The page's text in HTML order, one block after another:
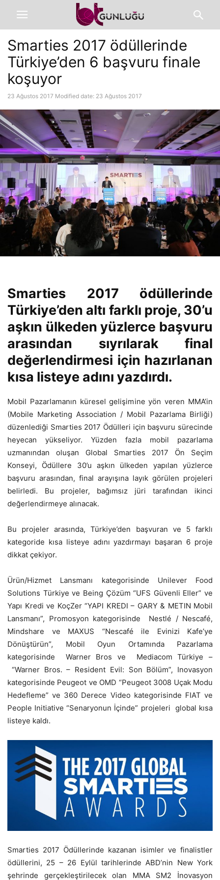
Smarties 2017 ödüllerinde
Türkiye’den 6 başvuru finale
koşuyor
23 Ağustos 2017 Modified date: 23 Ağustos 2017
Smarties 2017 ödüllerinde
Türkiye’den altı farklı proje, 30’u
aşkın ülkeden yüzlerce başvuru
arasından sıyrılarak final
değerlendirmesi için hazırlanan
kısa listeye adını yazdırdı.
Mobil Pazarlamanın küresel gelişimine yön veren MMA’in
(Mobile Marketing Association / Mobil Pazarlama Birliği)
düzenlediği Smarties 2017 Ödülleri için başvuru sürecinde
heyecan yükseliyor. Yüzden fazla mobil pazarlama
uzmanından oluşan Global Smarties 2017 Ön Seçim
Konseyi, Ödüllere 30’u aşkın ülkeden yapılan yüzlerce
başvuru arasından, final arayışına layık görülen projeleri
belirledi. Bu projeler, bağımsız jüri tarafından ikinci
değerlendirmeye alınacak.
Bu projeler arasında, Türkiye’den başvuran ve 5 farklı
kategoride kısa listeye adını yazdırmayı başaran 6 proje
dikkat çekiyor.
Ürün/Hizmet Lansmanı kategorisinde Unilever Food
Solutions Türkiye ve Being Çözüm “UFS Güvenli Eller” ve
Yapı Kredi ve KoçZer “YAPI KREDI – GARY & METIN Mobil
Lansmanı”, Promosyon kategorisinde Nestlé / Nescafé,
Mindshare ve MAXUS “Nescafé ile Evinizi Kafe’ye
Dönüştürün”, Mobil Oyun Ortamında Pazarlama
kategorisinde Warner Bros ve Mediacom Türkiye –
“Warner Bros. – Resident Evil: Son Bölüm”, Inovasyon
kategorisinde Peugeot ve OMD “Peugeot 3008 Uçak Modu
Hedefleme” ve 360 Derece Video kategorisinde FIAT ve
People Initiative “Senaryonun İçinde” projeleri global kısa
listeye kaldı.
Smarties 2017 Ödüllerinde kazanan isimler ve finalistler
ödüllerini, 25 – 26 Eylül tarihlerinde ABD’nin New York
şehrinde gerçekleştirilecek olan MMA SM2 İnovasyon